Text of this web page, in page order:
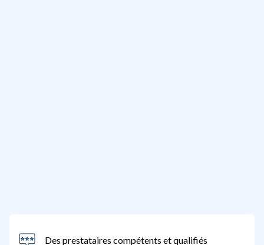
Des prestataires compétents et qualifiés